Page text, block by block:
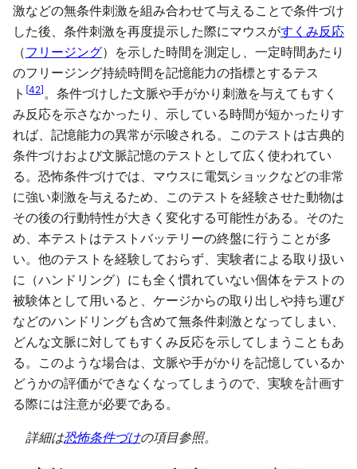
激などの無条件刺激を組み合わせて与えることで条件づけ
した後、条件刺激を再度提示した際にマウスがすくみ反応
（フリージング）を示した時間を測定し、一定時間あたり
のフリージング持続時間を記憶能力の指標とするテス
ト [42]。条件づけした文脈や手がかり刺激を与えてもすく
み反応を示さなかったり、示している時間が短かったりす
れば、記憶能力の異常が示唆される。このテストは古典的
条件づけおよび文脈記憶のテストとして広く使われてい
る。恐怖条件づけでは、マウスに電気ショックなどの非常
に強い刺激を与えるため、このテストを経験させた動物は
その後の行動特性が大きく変化する可能性がある。そのた
め、本テストはテストバッテリーの終盤に行うことが多
い。他のテストを経験しておらず、実験者による取り扱い
に（ハンドリング）にも全く慣れていない個体をテストの
被験体として用いると、ケージからの取り出しや持ち運び
などのハンドリングも含めて無条件刺激となってしまい、
どんな文脈に対してもすくみ反応を示してしまうこともあ
る。このような場合は、文脈や手がかりを記憶しているか
どうかの評価ができなくなってしまうので、実験を計画す
る際には注意が必要である。
詳細は恐怖条件づけの項目参照。